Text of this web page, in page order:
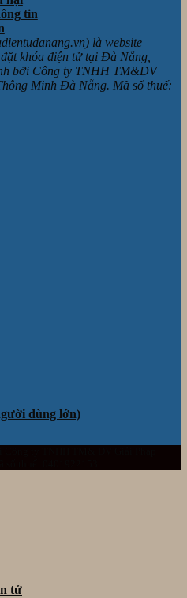
tin
là website
khóa điện tử tại Đà Nẵng,
bởi Công ty TNHH TM&DV
Minh Đà Nẵng. Mã số thuế:
dùng lớn)
tử